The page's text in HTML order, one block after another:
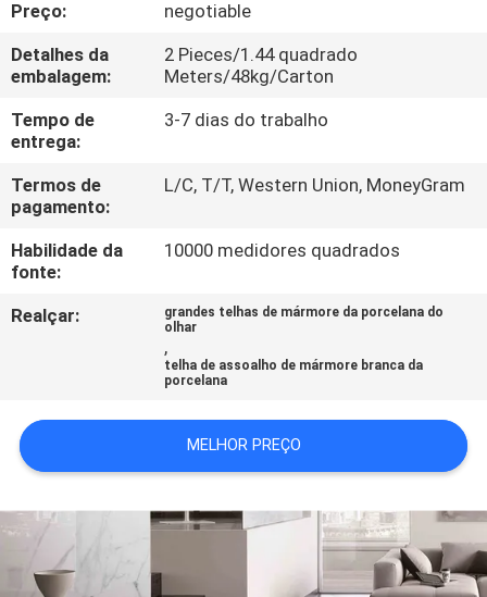
DE
QUALIDADE
CONTACTE-
NOS
SOLICITE UM
ORÇAMENTO
SITE
POLÍTICA
DE
PRIVACIDADE
Preço:
negotiable
Detalhes da
embalagem:
2 Pieces/1.44 quadrado
Meters/48kg/Carton
Tempo de
entrega:
3-7 dias do trabalho
Termos de
pagamento:
L/C, T/T, Western Union, MoneyGram
Habilidade da
fonte:
10000 medidores quadrados
Realçar:
grandes telhas de mármore da porcelana do
olhar
,
telha de assoalho de mármore branca da
porcelana
MELHOR PREÇO